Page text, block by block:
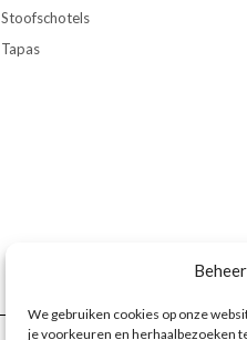
We gebruiken cookies op onze
je voorkeuren en herhaalbezoeken
Stoofschotels
Tapas